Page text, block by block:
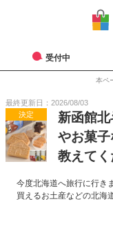
受付中
本ペ
最終更新日：2026/08/03
決定
新函館
やお菓
教えてく
今度北海道へ旅行に行き
買えるお土産などの北海